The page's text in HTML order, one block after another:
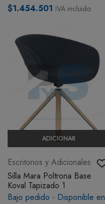
$1.454.501 IVA incluido
ADICIONAR
Escritorios y Adicionales
Silla Mara Poltrona Base
Koval Tapizado 1
Bajo pedido - Disponible en